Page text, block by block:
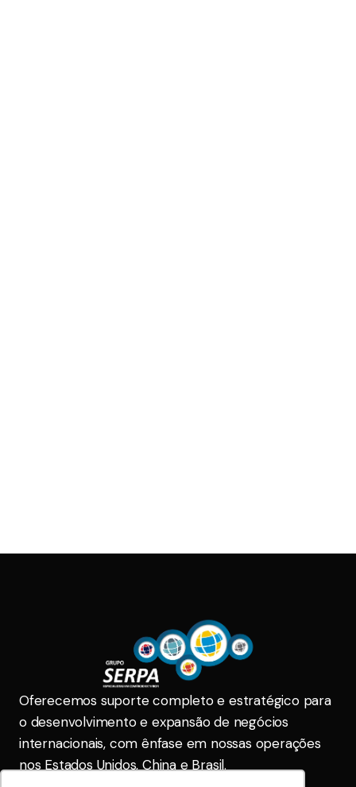
Oferecemos suporte completo e estratégico para
o desenvolvimento e expansão de negócios
internacionais, com ênfase em nossas operações
nos Estados Unidos, China e Brasil.